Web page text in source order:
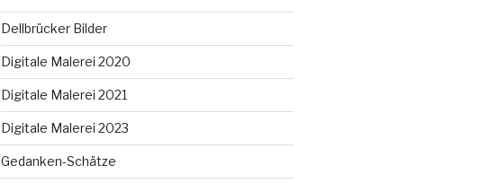
Dellbrücker Bilder
Digitale Malerei 2020
Digitale Malerei 2021
Digitale Malerei 2023
Gedanken-Schätze